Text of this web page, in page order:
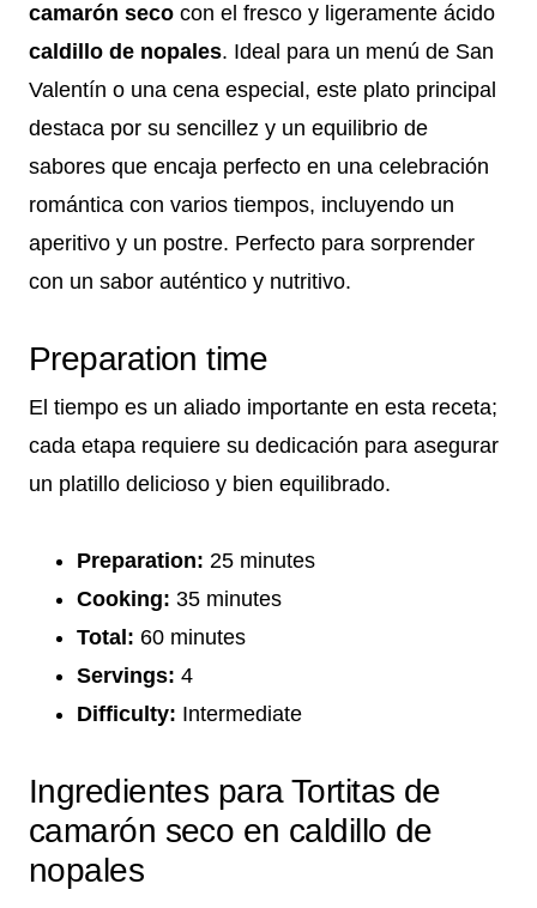
camarón seco con el fresco y ligeramente ácido
caldillo de nopales. Ideal para un menú de San
Valentín o una cena especial, este plato principal
destaca por su sencillez y un equilibrio de
sabores que encaja perfecto en una celebración
romántica con varios tiempos, incluyendo un
aperitivo y un postre. Perfecto para sorprender
con un sabor auténtico y nutritivo.
Preparation time
El tiempo es un aliado importante en esta receta;
cada etapa requiere su dedicación para asegurar
un platillo delicioso y bien equilibrado.
Preparation: 25 minutes
Cooking: 35 minutes
Total: 60 minutes
Servings: 4
Difficulty: Intermediate
Ingredientes para Tortitas de
camarón seco en caldillo de
nopales